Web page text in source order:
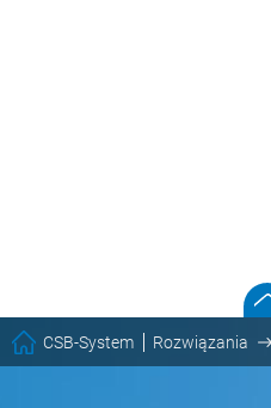
CSB-System Rozwiązania